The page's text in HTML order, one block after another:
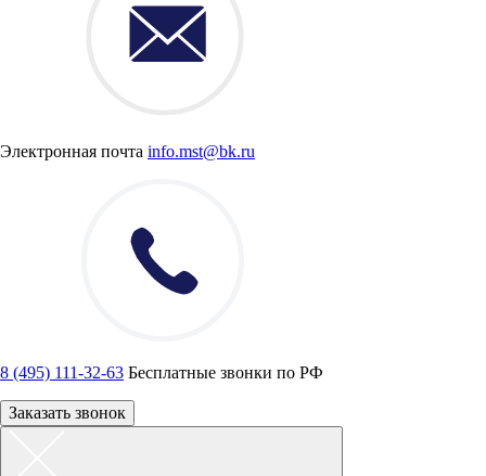
Электронная почта info.mst@bk.ru
8 (495) 111-32-63 Бесплатные звонки по РФ
Заказать звонок